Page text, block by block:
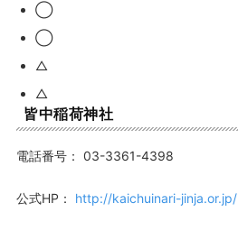
◯
◯
△
△
皆中稲荷神社
電話番号： 03-3361-4398
公式HP： http://kaichuinari-jinja.or.jp/